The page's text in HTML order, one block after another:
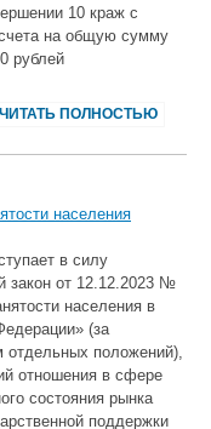
10 краж с
счета на общую сумму
рублей
ЧИТАТЬ ПОЛНОСТЬЮ
населения
в силу
закон от 12.12.2023 №
населения в
(за
отдельных положений),
отношения в сфере
состояния рынка
поддержки